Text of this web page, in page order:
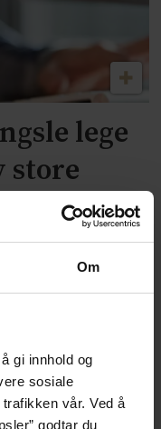
Om
gi innhold og
sosiale
vår. Ved å
godtar du
lege
store